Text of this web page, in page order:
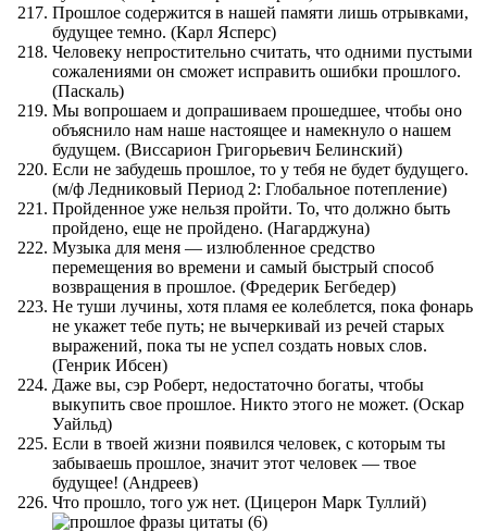
Прошлое содержится в нашей памяти лишь отрывками,
будущее темно. (Карл Ясперс)
Человеку непростительно считать, что одними пустыми
сожалениями он сможет исправить ошибки прошлого.
(Паскаль)
Мы вопрошаем и допрашиваем прошедшее, чтобы оно
объяснило нам наше настоящее и намекнуло о нашем
будущем. (Виссарион Григорьевич Белинский)
Если не забудешь прошлое, то у тебя не будет будущего.
(м/ф Ледниковый Период 2: Глобальное потепление)
Пройденное уже нельзя пройти. То, что должно быть
пройдено, еще не пройдено. (Нагарджуна)
Музыка для меня — излюбленное средство
перемещения во времени и самый быстрый способ
возвращения в прошлое. (Фредерик Бегбедер)
Не туши лучины, хотя пламя ее колеблется, пока фонарь
не укажет тебе путь; не вычеркивай из речей старых
выражений, пока ты не успел создать новых слов.
(Генрик Ибсен)
Даже вы, сэр Роберт, недостаточно богаты, чтобы
выкупить свое прошлое. Никто этого не может. (Оскар
Уайльд)
Если в твоей жизни появился человек, с которым ты
забываешь прошлое, значит этот человек — твое
будущее! (Андреев)
Что прошло, того уж нет. (Цицерон Марк Туллий)